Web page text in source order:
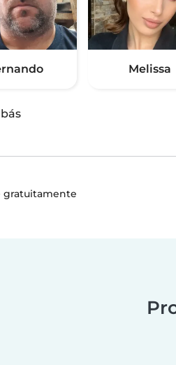
Melissa
gratuitamente